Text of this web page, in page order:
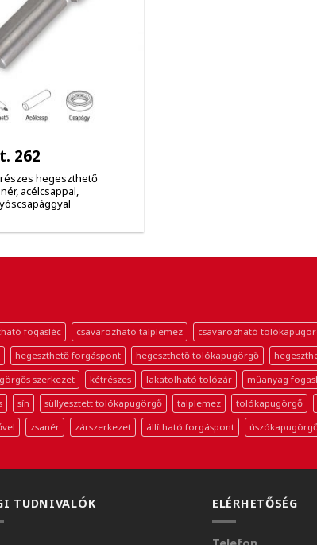
262
hegeszthető
acélcsappal,
fogasléc csavarozható talplemez csavarozható
hegeszthető forgáspont hegeszthető tolókapugörgő
szerkezet kétrészes lakatolható tolózár műanyag
sín süllyesztett tolókapugörgő talplemez tolókapugörgő
zsanér zárszerkezet állítható forgáspont
TUDNIVALÓK ELÉRHETŐSÉG